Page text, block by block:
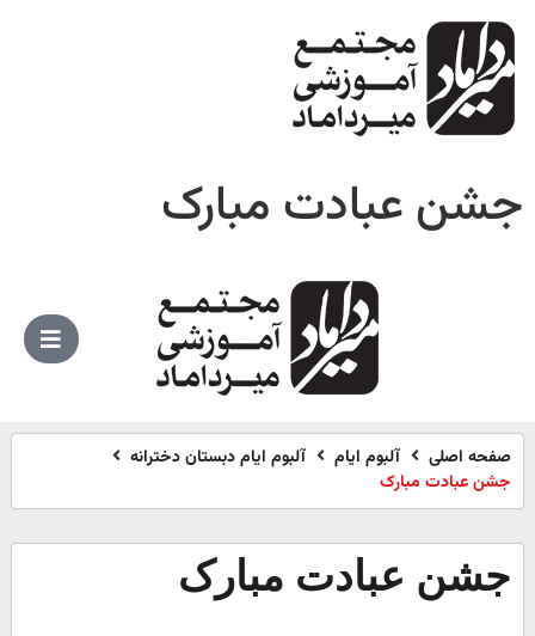
جشن عبادت مبارک
صفحه اصلی آلبوم ایام
آلبوم ایام دبستان دخترانه
جشن عبادت مبارک
جشن عبادت مبارک